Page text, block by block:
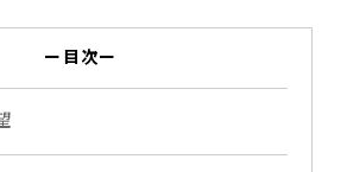
ー目次ー